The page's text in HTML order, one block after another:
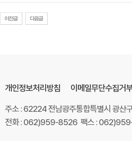
개인정보처리방침 이메일무단수집거
주소 : 62224 전남광주통합특별시 광산
전화 : 062)959-8526 팩스 :